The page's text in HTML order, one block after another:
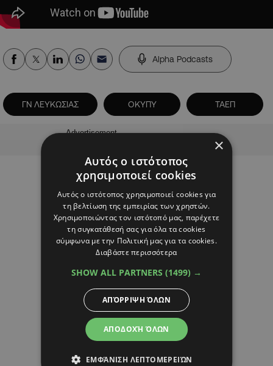
Alpha Podcasts
ΓΝ ΛΕΥΚΩΣΙΑΣ ΟΚΥΠΥ ΤΑΕΠ
Advertisement
×
Αυτός ο ιστότοπος
χρησιμοποιεί cookies
Αυτός ο ιστότοπος χρησιμοποιεί cookies για
τη βελτίωση της εμπειρίας των χρηστών.
Χρησιμοποιώντας τον ιστότοπό μας, παρέχετε
τη συγκατάθεσή σας για όλα τα cookies
σύμφωνα με την Πολιτική μας για τα cookies.
Διαβάστε περισσότερα
SHOW ALL PARTNERS (1499) →
ΑΠΟΔΟΧΉ ΌΛΩΝ
ΑΠΌΡΡΙΨΗ ΌΛΩΝ
ΕΜΦΆΝΙΣΗ ΛΕΠΤΟΜΕΡΕΙΏΝ